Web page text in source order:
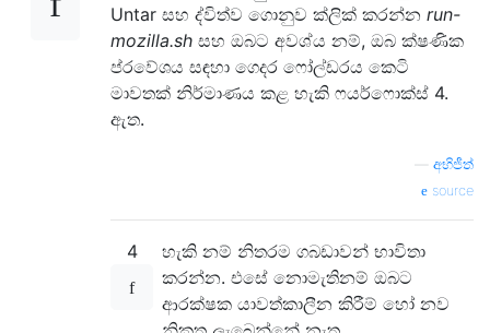
Untar සහ ද්විත්ව ගොනුව ක්ලික් කරන්න run-
mozilla.sh සහ ඔබට අවශ්ය නම්, ඔබ ක්ෂණික
ප්රවේශය සඳහා ගෙදර ෆෝල්ඩරය කෙටි
මාවතක් නිර්මාණය කළ හැකි ෆයර්ෆොක්ස් 4.
ඇත.
අභිජීත්
source
4
හැකි නම් නිතරම ගබඩාවන් භාවිතා
කරන්න. එසේ නොමැතිනම් ඔබට
ආරක්ෂක යාවත්කාලීන කිරීම් හෝ නව